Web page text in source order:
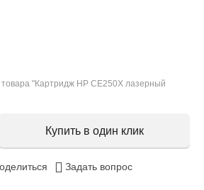
"Картридж HP CE250X лазерный
Купить в один клик
Задать вопрос